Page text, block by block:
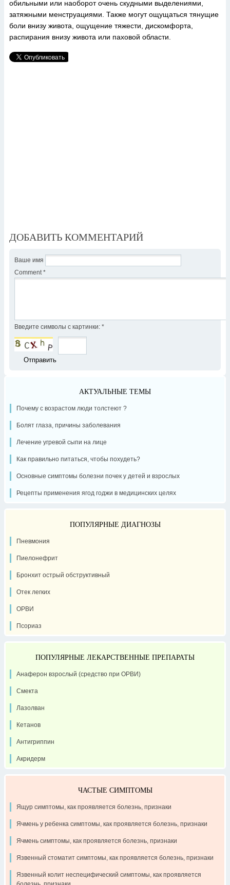
обильными или наоборот очень скудными выделениями,
затяжными менструациями. Также могут ощущаться тянущие
боли внизу живота, ощущение тяжести, дискомфорта,
распирания внизу живота или паховой области.
ДОБАВИТЬ КОММЕНТАРИЙ
Ваше имя
Comment *
Введите символы с картинки: *
АКТУАЛЬНЫЕ ТЕМЫ
Почему с возрастом люди толстеют ?
Болят глаза, причины заболевания
Лечение угревой сыпи на лице
Как правильно питаться, чтобы похудеть?
Основные симптомы болезни почек у детей и взрослых
Рецепты применения ягод годжи в медицинских целях
ПОПУЛЯРНЫЕ ДИАГНОЗЫ
Пневмония
Пиелонефрит
Бронхит острый обструктивный
Отек легких
ОРВИ
Псориаз
ПОПУЛЯРНЫЕ ЛЕКАРСТВЕННЫЕ ПРЕПАРАТЫ
Анаферон взрослый (средство при ОРВИ)
Смекта
Лазолван
Кетанов
Антигриппин
Акридерм
ЧАСТЫЕ СИМПТОМЫ
Ящур симптомы, как проявляется болезнь, признаки
Ячмень у ребенка симптомы, как проявляется болезнь, признаки
Ячмень симптомы, как проявляется болезнь, признаки
Язвенный стоматит симптомы, как проявляется болезнь, признаки
Язвенный колит неспецифический симптомы, как проявляется